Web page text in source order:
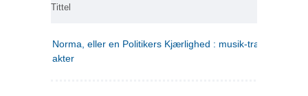
Tittel
Norma, eller en Politikers Kjærlighed : musik-tragedie i tre
akter